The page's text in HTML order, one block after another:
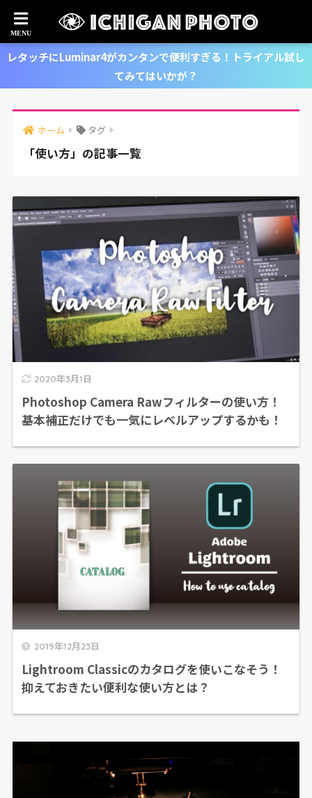
レタッチにLuminar4がカンタンで便利すぎる！トライアル試し
てみてはいかが？
ホーム タグ
「使い方」の記事一覧
2020年3月1日
Photoshop Camera Rawフィルターの使い方！
基本補正だけでも一気にレベルアップするかも！
2019年12月23日
Lightroom Classicのカタログを使いこなそう！
抑えておきたい便利な使い方とは？